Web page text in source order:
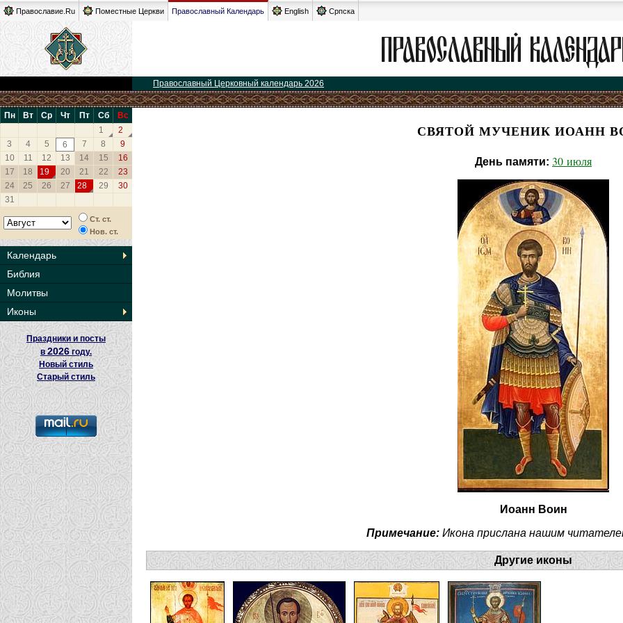
Православие.Ru Поместные Церкви Православный Календарь English Српска
Православный Церковный календарь 2026
Пн Вт Ср Чт Пт Сб
Вс
1
2
3
4 5 6 7 8
9
10
11 12 13 14 15
16
17
18 19 20 21 22
23
24
25 26 27 28 29
30
31
Ст. ст.
Нов. ст.
Календарь
Библия
Молитвы
Иконы
Праздники и посты
в2026 году.
Новый стиль
Старый стиль
СВЯТОЙ МУЧЕНИК ИОАНН
День памяти: 30 июля
Иоанн Воин
Примечание: Икона прислана нашим
Другие иконы